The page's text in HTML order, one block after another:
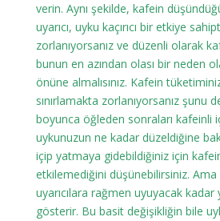
verin. Aynı şekilde, kafein
uyarıcı, uyku kaçırıcı bir etkiye
zorlanıyorsanız ve düzenli olarak
bunun en azından olası bir neden
önüne almalısınız. Kafein
sınırlamakta zorlanıyorsanız şunu
boyunca öğleden sonraları kafeinli
uykunuzun ne kadar düzeldiğine
içip yatmaya gidebildiğiniz için
etkilemediğini düşünebilirsiniz.
uyarıcılara rağmen uyuyacak
gösterir. Bu basit değişikliğin bile